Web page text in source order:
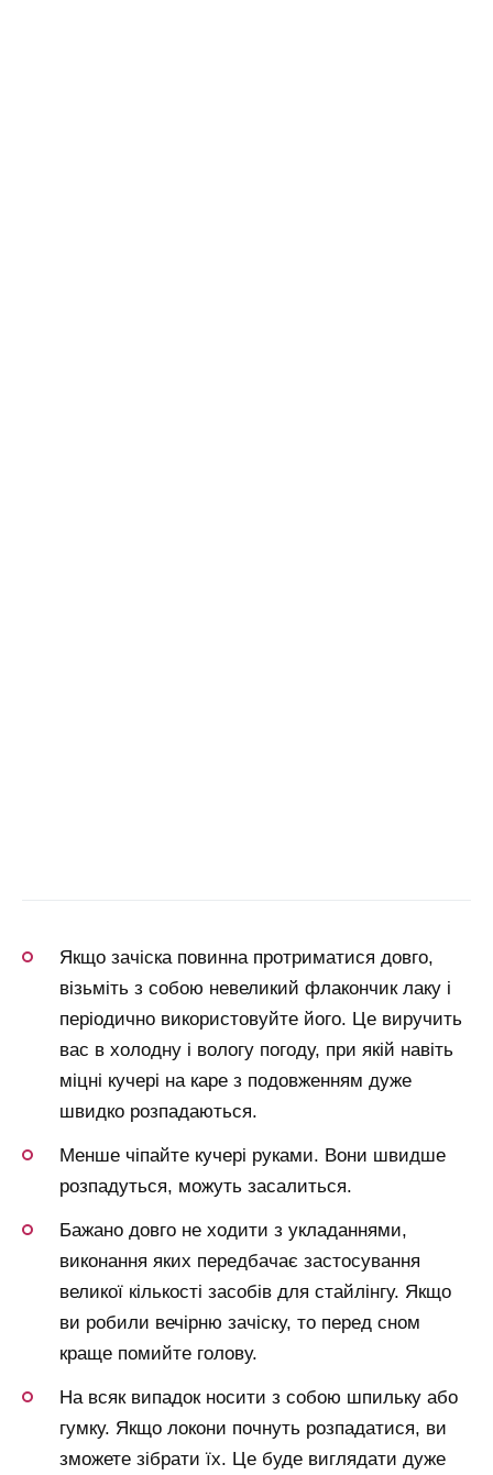
Якщо зачіска повинна протриматися довго,
візьміть з собою невеликий флакончик лаку і
періодично використовуйте його. Це виручить
вас в холодну і вологу погоду, при якій навіть
міцні кучері на каре з подовженням дуже
швидко розпадаються.
Менше чіпайте кучері руками. Вони швидше
розпадуться, можуть засалиться.
Бажано довго не ходити з укладаннями,
виконання яких передбачає застосування
великої кількості засобів для стайлінгу. Якщо
ви робили вечірню зачіску, то перед сном
краще помийте голову.
На всяк випадок носити з собою шпильку або
гумку. Якщо локони почнуть розпадатися, ви
зможете зібрати їх. Це буде виглядати дуже